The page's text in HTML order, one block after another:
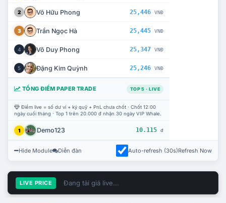
2 Võ Hữu Phong 25,446 VNĐ
3 Trần Ngọc Hà 25,445 VNĐ
4 Võ Duy Phong 25,347 VNĐ
5 Đặng Kim Quỳnh 25,246 VNĐ
TỔNG ĐIỂM PAPER TRADE TOP 5 · LIVE
Điểm live = số dư ví + ký quỹ + PnL chưa chốt · Chốt 12:00
ngày cuối tháng · Top 1 trên 20.000 đ nhận 30 ngày VIP Whale.
1 Demo123 10.115 đ
Hide Module Diễn đàn Auto-refresh (30s)Refresh Now
LIVE PRICE Đang tải giá live...